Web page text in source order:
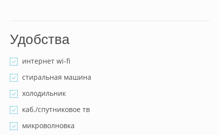
Удобства
интернет wi-fi
стиральная машина
холодильник
каб./спутниковое тв
микроволновка